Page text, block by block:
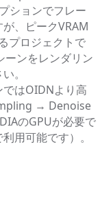
ションでフレー
、ピークVRAM
プロジェクトで
ーンをレンダリン
。
はOIDNより高
→ Denoise
のGPUが必要で
用可能です）。